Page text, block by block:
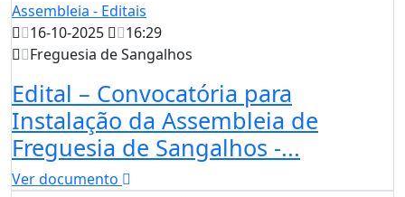
Assembleia - Editais
16-10-2025
16:29
Freguesia de Sangalhos
Edital – Convocatória para
Instalação da Assembleia de
Freguesia de Sangalhos -...
Ver documento